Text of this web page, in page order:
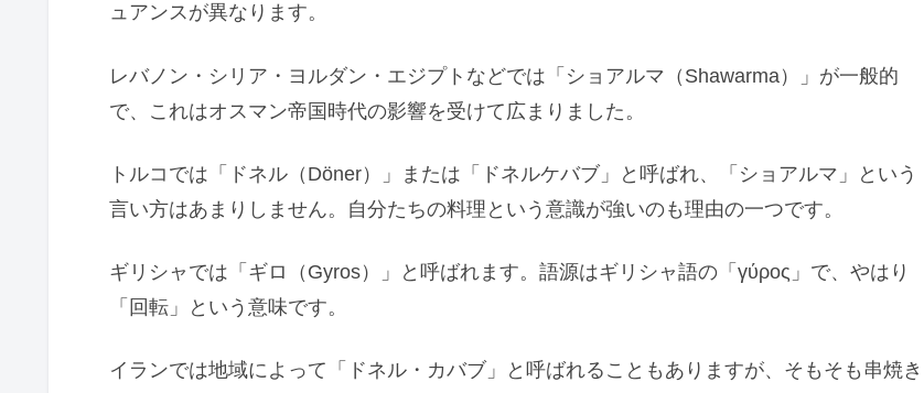
ュアンスが異なります。
レバノン・シリア・ヨルダン・エジプトなどでは「ショアルマ（Shawarma）」が一般的
で、これはオスマン帝国時代の影響を受けて広まりました。
トルコでは「ドネル（Döner）」または「ドネルケバブ」と呼ばれ、「ショアルマ」という
言い方はあまりしません。自分たちの料理という意識が強いのも理由の一つです。
ギリシャでは「ギロ（Gyros）」と呼ばれます。語源はギリシャ語の「γύρος」で、やはり
「回転」という意味です。
イランでは地域によって「ドネル・カバブ」と呼ばれることもありますが、そもそも串焼き